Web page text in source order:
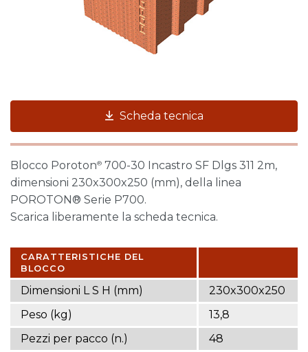
Scheda tecnica
Blocco Poroton® 700-30 Incastro SF Dlgs 311 2m,
dimensioni 230x300x250 (mm), della linea
POROTON® Serie P700.
Scarica liberamente la scheda tecnica.
CARATTERISTICHE DEL
BLOCCO
Dimensioni L S H (mm)
230x300x250
Peso (kg)
13,8
Pezzi per pacco (n.)
48